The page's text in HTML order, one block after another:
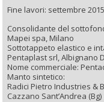
Fine lavori: settembre 2015
Consolidante del
Mapei spa, Milano
Sottotappeto elastico e
Pentaplast srl, Albignano
Nome commerciale:
Manto sintetico:
Radici Pietro Industries &
Cazzano Sant’Andrea (Bg)